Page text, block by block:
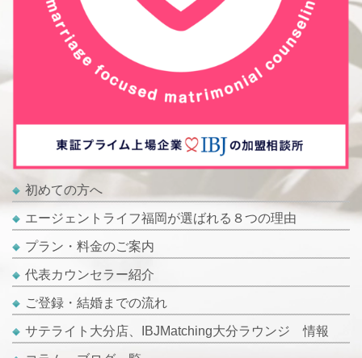
初めての方へ
エージェントライフ福岡が選ばれる８つの理由
プラン・料金のご案内
代表カウンセラー紹介
ご登録・結婚までの流れ
サテライト大分店、IBJMatching大分ラウンジ 情報